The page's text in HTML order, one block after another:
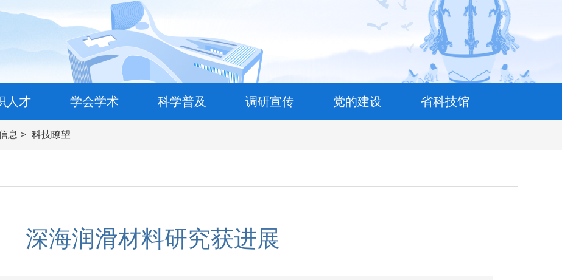
人才 学会学术 科学普及 调研宣传 党的建设 省科技馆
息 科技瞭望
深海润滑材料研究获进展